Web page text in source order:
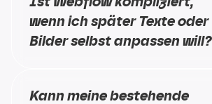
wenn ich später Texte oder
Bilder selbst anpassen will?
Kann meine bestehende